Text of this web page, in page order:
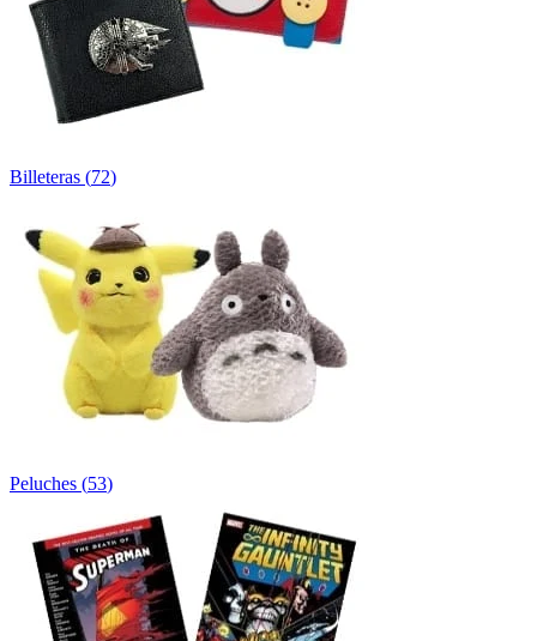
Billeteras (72)
Peluches (53)